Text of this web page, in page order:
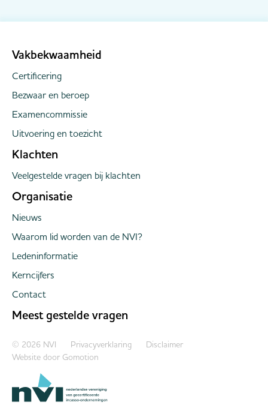
Vakbekwaamheid
Certificering
Bezwaar en beroep
Examencommissie
Uitvoering en toezicht
Klachten
Veelgestelde vragen bij klachten
Organisatie
Nieuws
Waarom lid worden van de NVI?
Ledeninformatie
Kerncijfers
Contact
Meest gestelde vragen
Copyright navigation
© 2026 NVI Privacyverklaring
Disclaimer
Website door Gomotion